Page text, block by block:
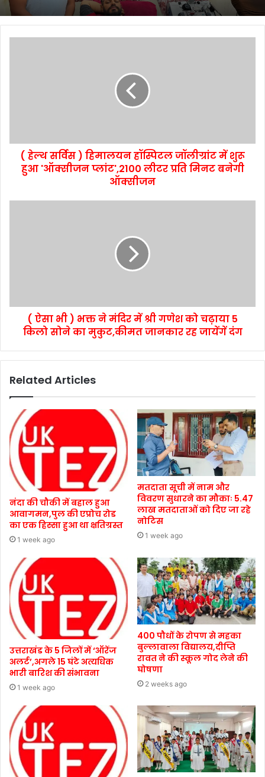
( हेल्थ सर्विस ) हिमालयन हॉस्पिटल जॉलीग्रांट में शुरू
हुआ 'ऑक्सीजन प्लांट',2100 लीटर प्रति मिनट बनेगी
ऑक्सीजन
( ऐसा भी ) भक्त ने मंदिर में श्री गणेश को चढ़ाया 5
किलो सोने का मुकुट,कीमत जानकार रह जायेंगें दंग
Related Articles
नंदा की चौकी में बहाल हुआ
आवागमन,पुल की एप्रोच रोड
का एक हिस्सा हुआ था क्षतिग्रस्त
1 week ago
मतदाता सूची में नाम और
विवरण सुधारने का मौकाः 5.47
लाख मतदाताओं को दिए जा रहे
नोटिस
1 week ago
उत्तराखंड के 5 जिलों में ‘ऑरेंज
अलर्ट’,अगले 15 घंटे अत्यधिक
भारी बारिश की संभावना
1 week ago
400 पौधों के रोपण से महका
बुल्लावाला विद्यालय,दीप्ति
रावत ने की स्कूल गोद लेने की
घोषणा
2 weeks ago